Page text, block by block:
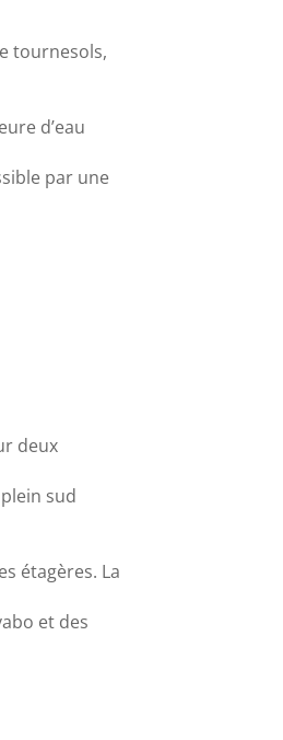
tournesols,
d’eau
par une
deux
sud
étagères. La
et des